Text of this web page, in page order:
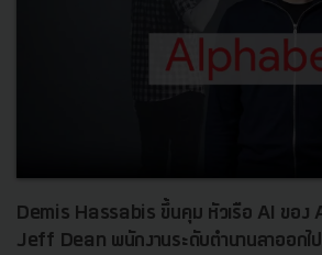
Demis Hassabis ขึ้นคุม หัวเรือ AI ของ
Jeff Dean พนักงานระดับตำนานลาออก